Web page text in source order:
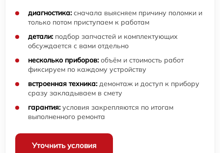
диагностика: сначала выясняем причину поломки и
только потом приступаем к работам
детали: подбор запчастей и комплектующих
обсуждается с вами отдельно
несколько приборов: объём и стоимость работ
фиксируем по каждому устройству
встроенная техника: демонтаж и доступ к прибору
сразу закладываем в смету
гарантия: условия закрепляются по итогам
выполненного ремонта
Уточнить условия